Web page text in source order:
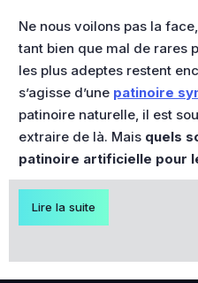
Ne nous voilons pas la
tant bien que mal de rares
les plus adeptes restent
s’agisse d’une patinoire
patinoire naturelle, il est
extraire de là. Mais quels
patinoire artificielle pour
Lire la suite